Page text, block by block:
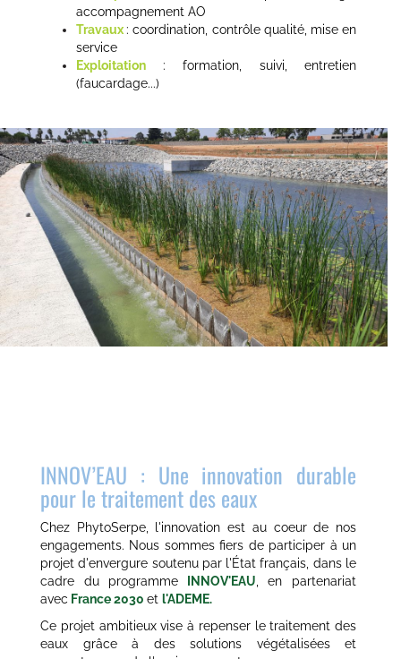
accompagnement AO
Travaux: coordination, contrôle qualité, mise en
service
Exploitation : formation, suivi, entretien
(faucardage...)
INNOV’EAU : Une innovation durable
pour le traitement des eaux
Chez PhytoSerpe, l'innovation est au coeur de nos
engagements. Nous sommes fiers de participer à un
projet d'envergure soutenu par l'État français, dans le
cadre du programme
INNOV'EAU , en partenariat
avec France 2030 et l'ADEME.
Ce projet ambitieux vise à repenser le traitement des
eaux grâce à des solutions végétalisées et